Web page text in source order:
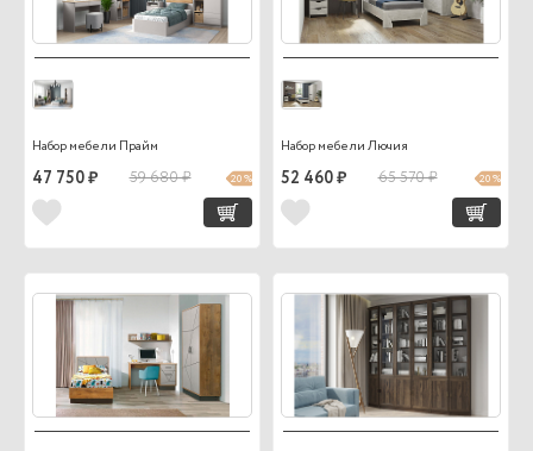
Набор мебели Прайм
47 750 ₽ 59 680 ₽ 20 %
Набор мебели Лючия
52 460 ₽ 65 570 ₽ 20 %